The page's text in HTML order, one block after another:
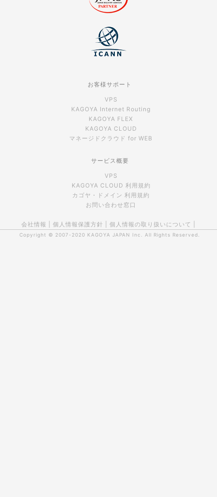
お客様サポート
VPS
KAGOYA Internet Routing
KAGOYA FLEX
KAGOYA CLOUD
マネージドクラウド for WEB
サービス概要
VPS
KAGOYA CLOUD 利用規約
カゴヤ・ドメイン 利用規約
お問い合わせ窓口
会社情報 個人情報保護方針 個人情報の取り扱いについて
Copyright © 2007-2020 KAGOYA JAPAN Inc. All Rights Reserved.